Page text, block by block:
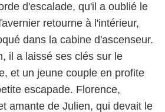
d'escalade, qu'il a oublié le
retourne à l'intérieur,
dans la cabine d'ascenseur.
il a laissé ses clés sur le
et un jeune couple en profite
escapade. Florence,
amante de Julien, qui devait le